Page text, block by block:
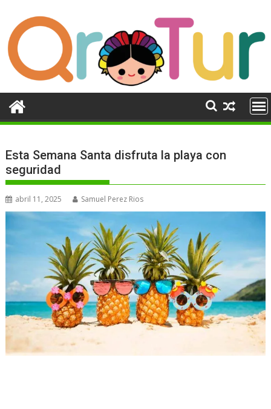
contenido
Esta Semana Santa disfruta la playa con
seguridad
abril 11, 2025 Samuel Perez Rios